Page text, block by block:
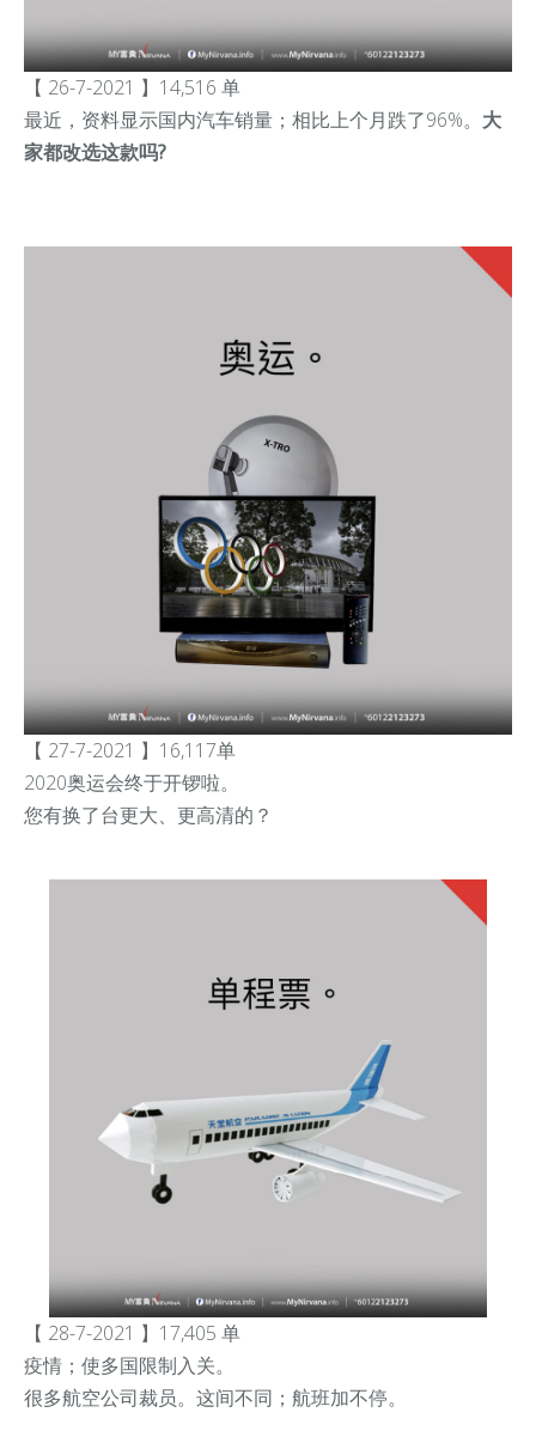
【 26-7-2021 】14,516 单
最近，资料显示国内汽车销量；相比上个月跌了96%。 大
家都改选这款吗?
【 27-7-2021 】16,117单
2020奥运会终于开锣啦。
您有换了台更大、更高清的？
【 28-7-2021 】17,405 单
疫情；使多国限制入关。
很多航空公司裁员。这间不同；航班加不停。